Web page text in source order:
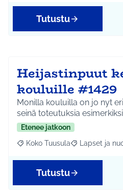
Tutustu
Heijastinpuut
kouluille #1429
Monilla kouluilla on jo nyt
seinä toteutuksia
Etenee jatkoon
Rajaa tulokset aihepiirin
Koko Tuusula Rajaa tulokset
Lapset ja
Tutustu